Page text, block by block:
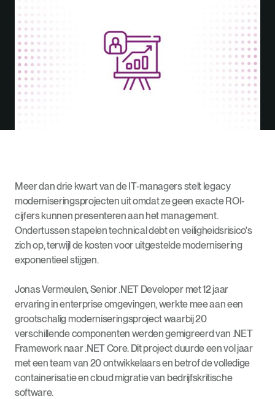
Meer dan drie kwart van de IT-managers stelt legacy
moderniseringsprojecten uit omdat ze geen exacte ROI-
cijfers kunnen presenteren aan het management.
Ondertussen stapelen technical debt en veiligheidsrisico's
zich op, terwijl de kosten voor uitgestelde modernisering
exponentieel stijgen.
Jonas Vermeulen, Senior .NET Developer met 12 jaar
ervaring in enterprise omgevingen, werkte mee aan een
grootschalig moderniseringsproject waarbij 20
verschillende componenten werden gemigreerd van .NET
Framework naar .NET Core. Dit project duurde een vol jaar
met een team van 20 ontwikkelaars en betrof de volledige
containerisatie en cloud migratie van bedrijfskritische
software.